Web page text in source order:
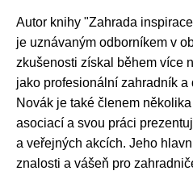
Autor knihy "Zahrada
je uznávaným odborníkem v
zkušenosti získal během více
jako profesionální zahradník a
Novák je také členem
asociací a svou práci
a veřejných akcích. Jeho
znalosti a vášeň pro